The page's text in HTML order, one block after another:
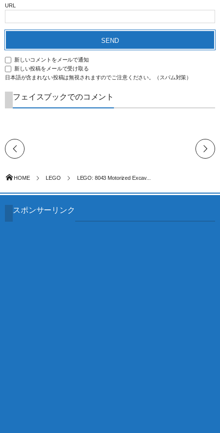
URL
新しいコメントをメールで通知
新しい投稿をメールで受け取る
日本語が含まれない投稿は無視されますのでご注意ください。（スパム対策）
フェイスブックでのコメント
HOME LEGO LEGO: 8043 Motorized Excav...
スポンサーリンク